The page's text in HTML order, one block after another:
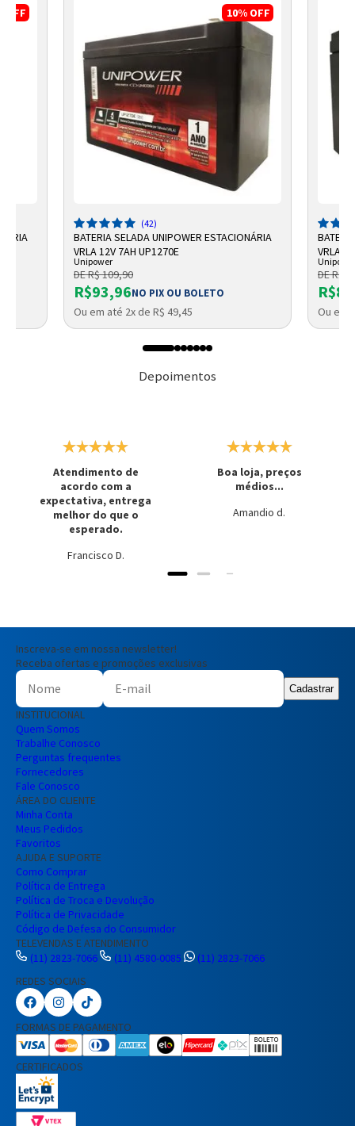
OFF 10% OFF
(42)
BATERIA SELADA UNIPOWER ESTACIONÁRIA
VRLA 12V 7AH UP1270E
Unipower
DE R$ 109,90
R$93,96NO PIX OU BOLETO
Ou em até 2x de R$ 49,45
VRLA
DE R$
Ou em
Depoimentos
Atendimento de
acordo com a
expectativa, entrega
melhor do que o
esperado.
Francisco D.
Boa loja, preços
médios...
Amandio d.
Inscreva-se em nossa newsletter!
Receba ofertas e promoções exclusivas
Cadastrar
INSTITUCIONAL
Quem Somos
Trabalhe Conosco
Perguntas frequentes
Fornecedores
Fale Conosco
ÁREA DO CLIENTE
Minha Conta
Meus Pedidos
Favoritos
AJUDA E SUPORTE
Como Comprar
Política de Entrega
Política de Troca e Devolução
Política de Privacidade
Código de Defesa do Consumidor
TELEVENDAS E ATENDIMENTO
(11) 2823-7066
(11) 4580-0085
(11) 2823-7066
REDES SOCIAIS
FORMAS DE PAGAMENTO
CERTIFICADOS
Nome Completo